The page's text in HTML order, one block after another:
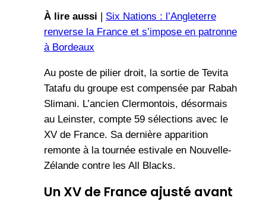
À lire aussi | Six Nations : l’Angleterre
renverse la France et s’impose en patronne
à Bordeaux
Au poste de pilier droit, la sortie de Tevita
Tatafu du groupe est compensée par Rabah
Slimani. L’ancien Clermontois, désormais
au Leinster, compte 59 sélections avec le
XV de France. Sa dernière apparition
remonte à la tournée estivale en Nouvelle-
Zélande contre les All Blacks.
Un XV de France ajusté avant